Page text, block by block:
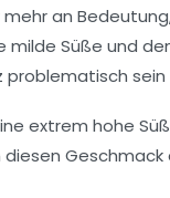
an
milde Süße und
sein
extrem hohe
diesen